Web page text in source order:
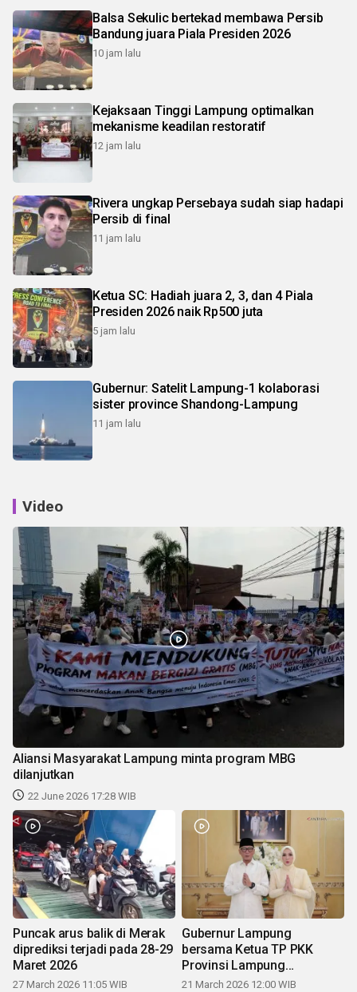
Balsa Sekulic bertekad membawa Persib
Bandung juara Piala Presiden 2026
10 jam lalu
Kejaksaan Tinggi Lampung optimalkan
mekanisme keadilan restoratif
12 jam lalu
Rivera ungkap Persebaya sudah siap hadapi
Persib di final
11 jam lalu
Ketua SC: Hadiah juara 2, 3, dan 4 Piala
Presiden 2026 naik Rp500 juta
5 jam lalu
Gubernur: Satelit Lampung-1 kolaborasi
sister province Shandong-Lampung
11 jam lalu
Video
Aliansi Masyarakat Lampung minta program MBG
dilanjutkan
22 June 2026 17:28 WIB
Puncak arus balik di Merak
diprediksi terjadi pada 28-29
Maret 2026
27 March 2026 11:05 WIB
Gubernur Lampung
bersama Ketua TP PKK
Provinsi Lampung
mengucapkan Selamat Hari
21 March 2026 12:00 WIB